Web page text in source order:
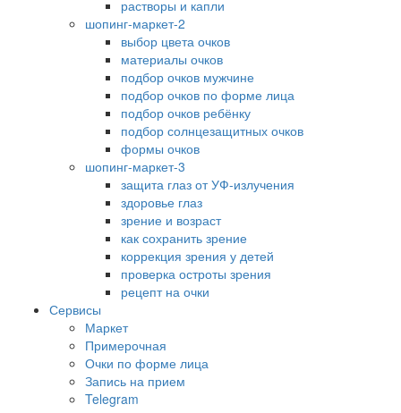
растворы и капли
шопинг-маркет-2
выбор цвета очков
материалы очков
подбор очков мужчине
подбор очков по форме лица
подбор очков ребёнку
подбор солнцезащитных очков
формы очков
шопинг-маркет-3
защита глаз от УФ-излучения
здоровье глаз
зрение и возраст
как сохранить зрение
коррекция зрения у детей
проверка остроты зрения
рецепт на очки
Сервисы
Маркет
Примерочная
Очки по форме лица
Запись на прием
Telegram